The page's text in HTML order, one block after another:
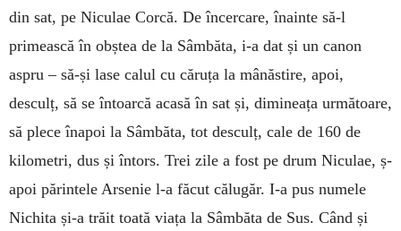
din sat, pe Niculae Corcă. De încercare, înainte să-l
primească în obștea de la Sâmbăta, i-a dat și un canon
aspru – să-și lase calul cu căruța la mânăstire, apoi,
desculț, să se întoarcă acasă în sat și, dimineața următoare,
să plece înapoi la Sâmbăta, tot desculț, cale de 160 de
kilometri, dus și întors. Trei zile a fost pe drum Niculae, ș-
apoi părintele Arsenie l-a făcut călugăr. I-a pus numele
Nichita și-a trăit toată viața la Sâmbăta de Sus. Când și